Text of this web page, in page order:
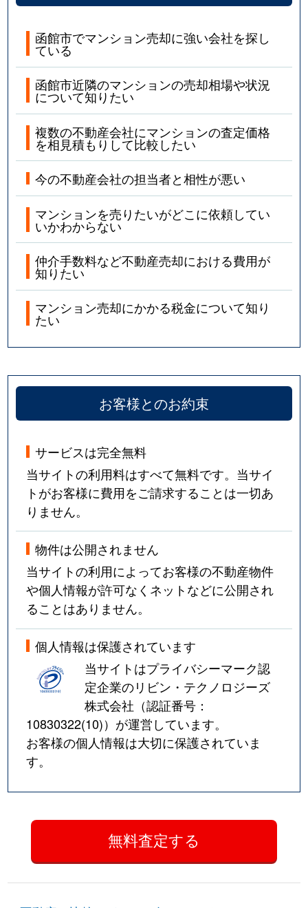
函館市でマンション売却に強い会社を探し
ている
函館市近隣のマンションの売却相場や状況
について知りたい
複数の不動産会社にマンションの査定価格
を相見積もりして比較したい
今の不動産会社の担当者と相性が悪い
マンションを売りたいがどこに依頼してい
いかわからない
仲介手数料など不動産売却における費用が
知りたい
マンション売却にかかる税金について知り
たい
お客様とのお約束
サービスは完全無料
当サイトの利用料はすべて無料です。当サイ
トがお客様に費用をご請求することは一切あ
りません。
物件は公開されません
当サイトの利用によってお客様の不動産物件
や個人情報が許可なくネットなどに公開され
ることはありません。
個人情報は保護されています
当サイトはプライバシーマーク認
定企業のリビン・テクノロジーズ
株式会社（認証番号：
10830322(10)）が運営しています。
お客様の個人情報は大切に保護されていま
す。